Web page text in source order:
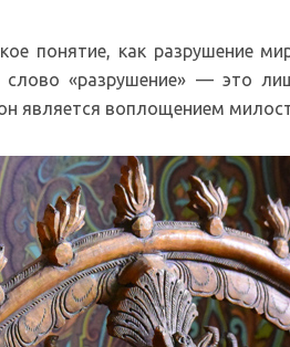
понятие, как разрушение
«разрушение» — это
является воплощением